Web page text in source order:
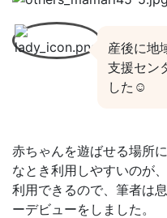
産後に地
支援セン
した☺︎
赤ちゃんを遊ばせる場所
なとき利用しやすいのが
利用できるので、筆者は
ーデビューをしました。